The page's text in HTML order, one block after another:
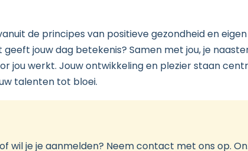
de principes van positieve gezondheid en eigen
jouw dag betekenis? Samen met jou, je
jou werkt. Jouw ontwikkeling en plezier staan
talenten tot bloei.
wil je je aanmelden? Neem contact met ons op.